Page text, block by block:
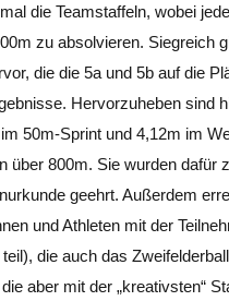
die Teamstaffeln, wobei
zu absolvieren. Siegreich
die die 5a und 5b auf die
Hervorzuheben sind
50m-Sprint und 4,12m im
800m. Sie wurden dafür
geehrt. Außerdem
und Athleten mit der
die auch das
aber mit der „kreativsten“